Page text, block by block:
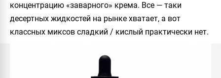
концентрацию «заварного» крема. Все — таки
десертных жидкостей на рынке хватает, а вот
классных миксов сладкий / кислый практически нет.